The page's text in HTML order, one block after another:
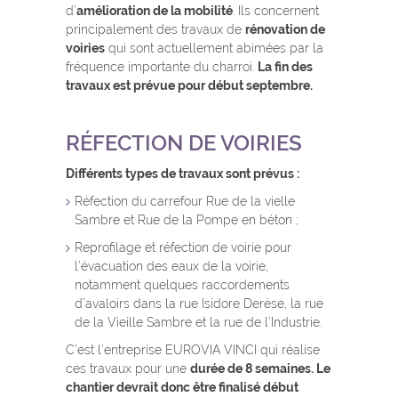
d’amélioration de la mobilité . Ils concernent
principalement des travaux de rénovation de
voiries qui sont actuellement abimées par la
fréquence importante du charroi.
La fin des
travaux est prévue pour début septembre.
RÉFECTION DE VOIRIES
Différents types de travaux sont prévus :
Réfection du carrefour Rue de la vielle
Sambre et Rue de la Pompe en béton ;
Reprofilage et réfection de voirie pour
l’évacuation des eaux de la voirie,
notamment quelques raccordements
d’avaloirs dans la rue Isidore Derèse, la rue
de la Vieille Sambre et la rue de l’Industrie.
C’est l’entreprise EUROVIA VINCI qui réalise
ces travaux pour une durée de 8 semaines. Le
chantier devrait donc être finalisé début